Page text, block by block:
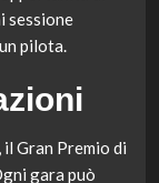
sessione
pilota.
Gran Premio di
gara può